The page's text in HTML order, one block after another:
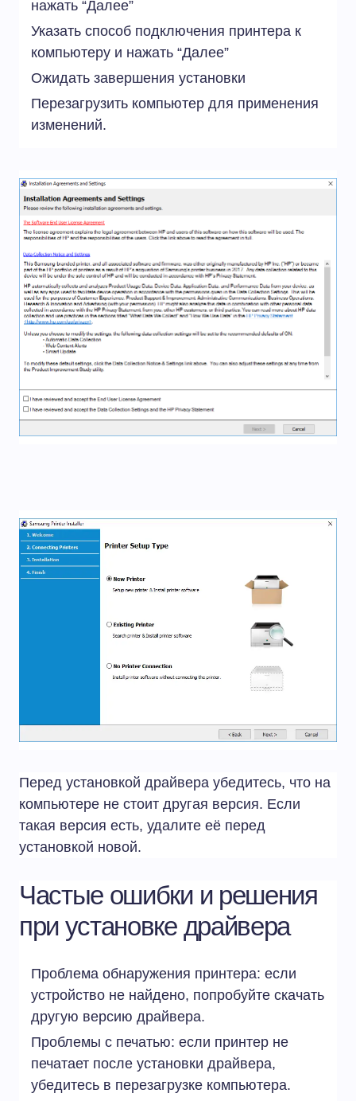
нажать “Далее”
Указать способ подключения принтера к
компьютеру и нажать “Далее”
Ожидать завершения установки
Перезагрузить компьютер для применения
изменений.
Перед установкой драйвера убедитесь, что на
компьютере не стоит другая версия. Если
такая версия есть, удалите её перед
установкой новой.
Частые ошибки и решения
при установке драйвера
Проблема обнаружения принтера: если
устройство не найдено, попробуйте скачать
другую версию драйвера.
Проблемы с печатью: если принтер не
печатает после установки драйвера,
убедитесь в перезагрузке компьютера.